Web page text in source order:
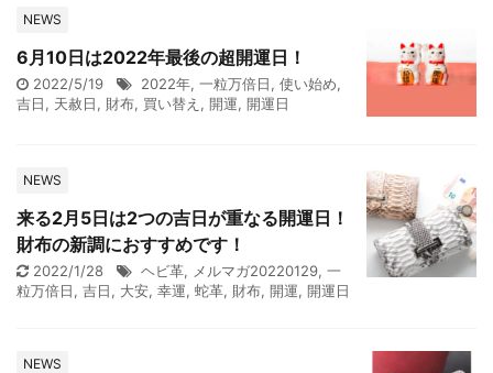
NEWS
6月10日は2022年最後の超開運日！
2022/5/19 2022年, 一粒万倍日, 使い始め,
吉日, 天赦日, 財布, 買い替え , 開運, 開運日
NEWS
来る2月5日は2つの吉日が重なる開運日！
財布の新調におすすめです！
2022/1/28 ヘビ革, メルマガ20220129, 一
粒万倍日, 吉日, 大安, 幸運, 蛇革, 財布, 開運, 開運日
NEWS